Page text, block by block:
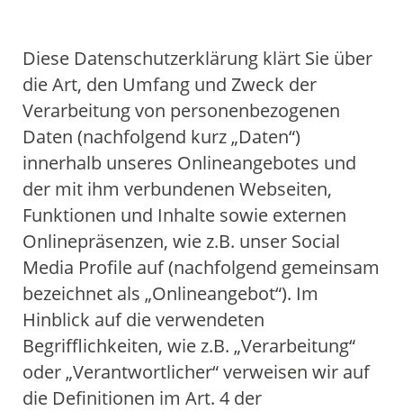
Einstieg
Ziele
Kliniken
Tumorkonferenz
Westdeutsches Tumorzentrum
Einstieg
Innere Klinik (Tumorforschung)
Fachabteilungen
Einstieg
Internistische Onkologie
Institut für Pathologie
Institut für Radiologie
Klinik für Strahlentherapie
Klinik für Nuklearmedizin
Forschung
Qualitätsmanagement
Mediathek
SPRECHSTUNDEN
Einstieg
Universitätsklinikum Essen
Knappschaft Kliniken Marienhospital Bottrop
Diese Datenschutzerklärung klärt Sie über
die Art, den Umfang und Zweck der
Verarbeitung von personenbezogenen
Daten (nachfolgend kurz „Daten“)
innerhalb unseres Onlineangebotes und
der mit ihm verbundenen Webseiten,
Funktionen und Inhalte sowie externen
Onlinepräsenzen, wie z.B. unser Social
Media Profile auf (nachfolgend gemeinsam
bezeichnet als „Onlineangebot“). Im
Hinblick auf die verwendeten
Begrifflichkeiten, wie z.B. „Verarbeitung“
oder „Verantwortlicher“ verweisen wir auf
die Definitionen im Art. 4 der